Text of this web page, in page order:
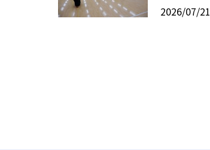
2026/07/21